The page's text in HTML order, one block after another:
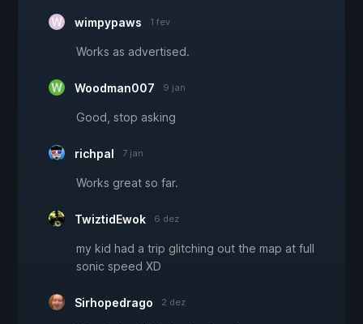
wimpypaws 1 fev
Works as advertised.
Woodman007 9 jan
Good, stop asking
richpal 7 jan
Works great so far.
TwiztidEwok 6 dez
my kid had a trip glitching out the map at full
sonic speed XD
Sirhopedrago 2 dez